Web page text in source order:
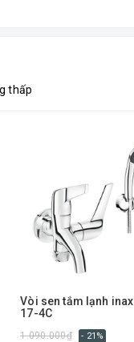
thấp
Vòi sen tắm lạnh inax
17-4C
1.090.000₫ - 21%